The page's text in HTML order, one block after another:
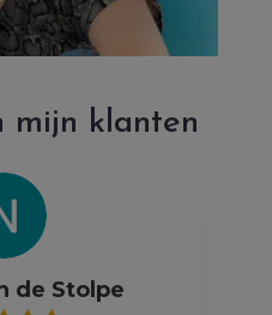
mijn klanten
de Stolpe